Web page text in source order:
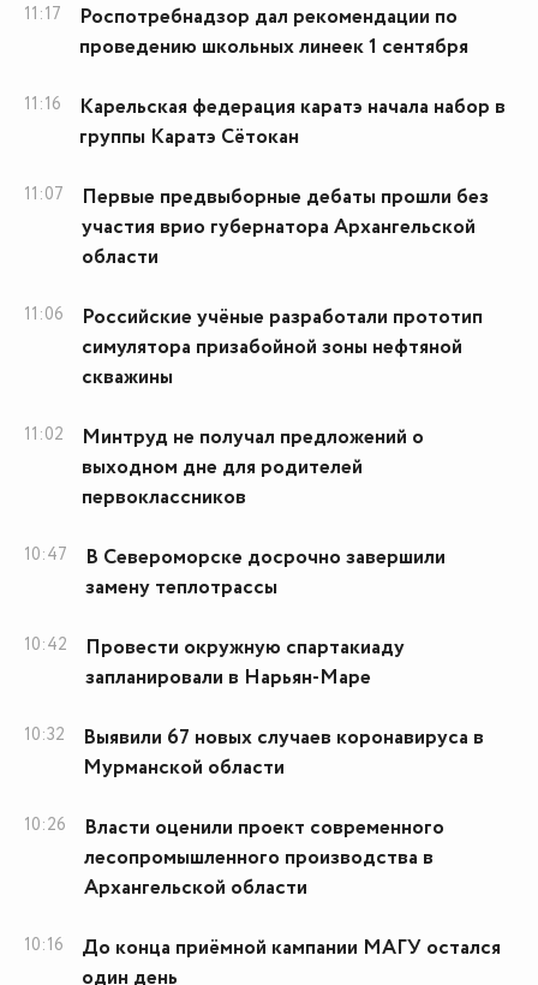
11:17
Роспотребнадзор дал рекомендации по
проведению школьных линеек 1 сентября
11:16
Карельская федерация каратэ начала набор в
группы Каратэ Сётокан
11:07
Первые предвыборные дебаты прошли без
участия врио губернатора Архангельской
области
11:06
Российские учёные разработали прототип
симулятора призабойной зоны нефтяной
скважины
11:02
Минтруд не получал предложений о
выходном дне для родителей
первоклассников
10:47
В Североморске досрочно завершили
замену теплотрассы
10:42
Провести окружную спартакиаду
запланировали в Нарьян-Маре
10:32
Выявили 67 новых случаев коронавируса в
Мурманской области
10:26
Власти оценили проект современного
лесопромышленного производства в
Архангельской области
10:16
До конца приёмной кампании МАГУ остался
один день